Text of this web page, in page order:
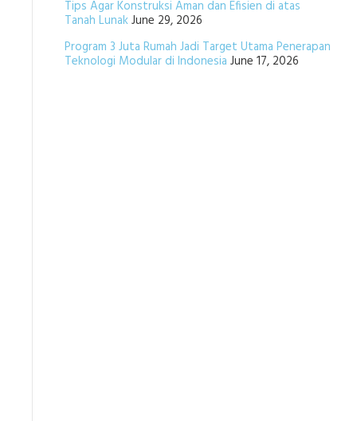
Tips Agar Konstruksi Aman dan Efisien di atas
Tanah LunakJune 29, 2026
Program 3 Juta Rumah Jadi Target Utama Penerapan
Teknologi Modular di Indonesia June 17, 2026